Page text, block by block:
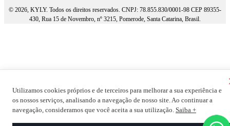
Utilizamos cookies próprios e de terceiros para melhorar a sua experiência e
os nossos serviços, analisando a navegação de nosso site. Ao continuar a
navegação, consideramos que você aceita a sua utilização. Saiba +
© 2026, KYLY. Todos os direitos reservados. CNPJ: 78.855.830/0001-98 CEP 89355-
430, Rua 15 de Novembro, nº 3215, Pomerode, Santa Catarina, Brasil.